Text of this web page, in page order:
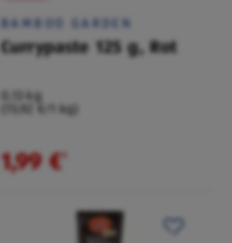
BAMBOO GARDEN
Currypaste 125 g, Rot
0,13 kg
(15,92 €/1 kg)
1,99 €¹